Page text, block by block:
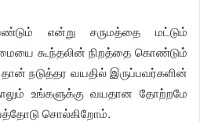
என்று சருமத்தை மட்டும்
கூந்தலின் நிறத்தை கொண்டும்
நடுத்தர வயதில் இருப்பவர்களின்
உங்களுக்கு வயதான தோற்றமே
சொல்கிறோம்.